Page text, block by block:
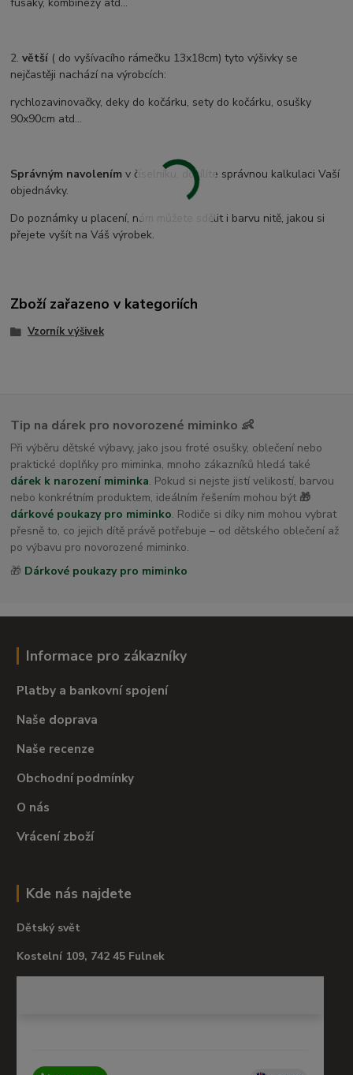
2.větší ( do vyšívacího rámečku 13x18cm) tyto výšivky se
nejčastěji nachází na výrobcích:
rychlozavinovačky, deky do kočárku, sety do kočárku, osušky
90x90cm atd...
Správným navolením v číselníku, docílíte správnou kalkulaci Vaší
objednávky.
Do poznámky u placení, nám můžete sdělit i barvu nitě, jakou si
přejete vyšít na Váš výrobek.
Zboží zařazeno v kategoriích
Vzorník výšivek
Tip na dárek pro novorozené miminko 👶
Při výběru dětské výbavy, jako jsou froté osušky, oblečení nebo
praktické doplňky pro miminka, mnoho zákazníků hledá také
dárek k narození miminka. Pokud si nejste jistí velikostí, barvou
nebo konkrétním produktem, ideálním řešením mohou být 🎁
dárkové poukazy pro miminko. Rodiče si díky nim mohou vybrat
přesně to, co jejich dítě právě potřebuje – od dětského oblečení až
po výbavu pro novorozené miminko.
🎁 Dárkové poukazy pro miminko
Informace pro zákazníky
Platby a bankovní spojení
Naše doprava
Naše recenze
Obchodní podmínky
O nás
Vrácení zboží
Kde nás najdete
Dětský svět
Kostelní 109, 742 45 Fulnek